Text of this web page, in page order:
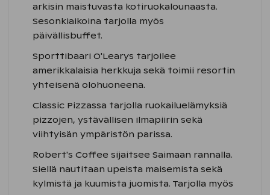
arkisin maistuvasta kotiruokalounaasta.
Sesonkiaikoina tarjolla myös
päivällisbuffet.
Sporttibaari O'Learys tarjoilee
amerikkalaisia herkkuja sekä toimii resortin
yhteisenä olohuoneena.
Classic Pizzassa tarjolla ruokailuelämyksiä
pizzojen, ystävällisen ilmapiirin sekä
viihtyisän ympäristön parissa.
Robert's Coffee sijaitsee Saimaan rannalla.
Siellä nautitaan upeista maisemista sekä
kylmistä ja kuumista juomista. Tarjolla myös